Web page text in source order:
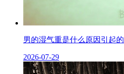
男的湿气重是什么原因引起的
2026-07-29